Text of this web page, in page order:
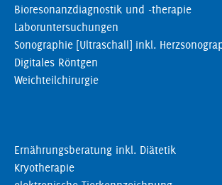
Bioresonanzdiagnostik und -therapie
Laboruntersuchungen
Sonographie [Ultraschall] inkl.
Digitales Röntgen
Weichteilchirurgie
Ernährungsberatung inkl. Diätetik
Kryotherapie